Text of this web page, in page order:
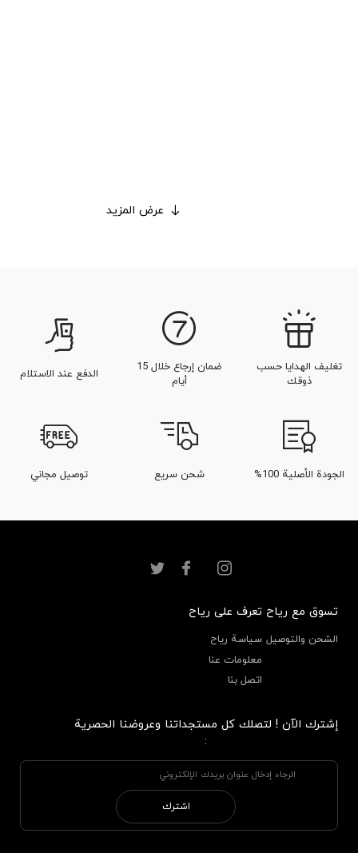
عرض المزيد
تغليف الهدايا حسب
ذوقك
ضمان إرجاع خلال 15
أيام
الدفع عند الاستلام
الجودة الأصلية 100% شحن سريع توصيل مجاني
تسوق مع رياح
الشحن والتوصيل
تعرف على رياح
سياسة رياح
معلومات عنا
اتصل بنا
إشترك الآن ! لتصلك كل مستجداتنا وعروضنا الحصرية
:
اشترك